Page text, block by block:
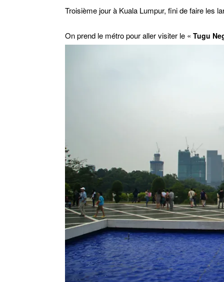
Troisième jour à Kuala Lumpur, fini de faire les
On prend le métro pour aller visiter le « Tugu